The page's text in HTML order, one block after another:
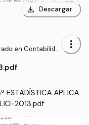
download Descargar
en Contabilida
more_vert
APLICA
2013.pdf